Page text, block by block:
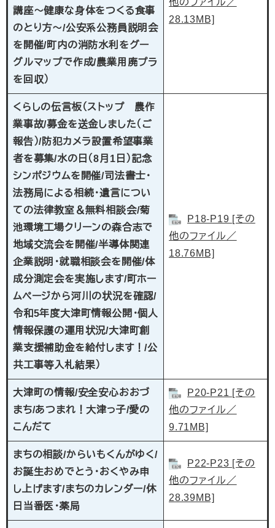
講座〜健康な身体をつくる食事
のとり方〜/公安系公務員説明会
を開催/町内の消防水利をグー
グルマップで作成/農業用廃プラ
を回収）
他のファイル／
28.13MB]
​くらしの伝言板（ストップ 農作
業事故/募金を送金しました（ご
報告）/防犯カメラ設置希望事業
者を募集/水の日（8月1日）記念
シンポジウムを開催/司法書士・
法務局による相続・遺言につい
ての法律教室＆無料相談会/菊
池環境工場クリーンの森合志で
地域交流会を開催/半導体関連
企業説明・就職相談会を開催/体
成分測定会を実施します/町ホー
ムページから河川の状況を確認/
令和5年度大津町情報公開・個人
情報保護の運用状況/大津町創
業支援補助金を給付します！/公
共工事等入札結果）
P18-P19 [その
他のファイル／
18.76MB]
大津町の情報/安全安心おおづ
まち/あつまれ！大津っ子/愛の
こんだて​
P20-P21 [その
他のファイル／
9.71MB]
まちの相談/からいもくんがゆく/
お誕生おめでとう・おくやみ申
し上げます/まちのカレンダー/休
日当番医・薬局
P22-P23 [その
他のファイル／
28.39MB]